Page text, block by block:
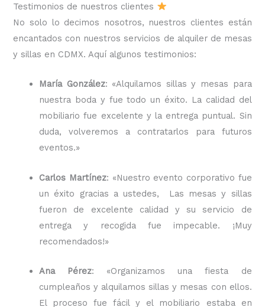
Testimonios de nuestros clientes
No solo lo decimos nosotros, nuestros clientes están
encantados con nuestros servicios de alquiler de mesas
y sillas en CDMX. Aquí algunos testimonios:
María González: «Alquilamos sillas y mesas para
nuestra boda y fue todo un éxito. La calidad del
mobiliario fue excelente y la entrega puntual. Sin
duda, volveremos a contratarlos para futuros
eventos.»
Carlos Martínez: «Nuestro evento corporativo fue
un éxito gracias a ustedes, Las mesas y sillas
fueron de excelente calidad y su servicio de
entrega y recogida fue impecable. ¡Muy
recomendados!»
Ana Pérez: «Organizamos una fiesta de
cumpleaños y alquilamos sillas y mesas con ellos.
El proceso fue fácil y el mobiliario estaba en